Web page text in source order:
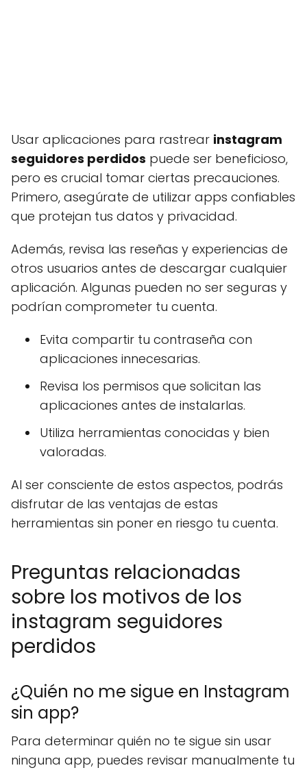
Usar aplicaciones para rastrear instagram
seguidores perdidos puede ser beneficioso,
pero es crucial tomar ciertas precauciones.
Primero, asegúrate de utilizar apps confiables
que protejan tus datos y privacidad.
Además, revisa las reseñas y experiencias de
otros usuarios antes de descargar cualquier
aplicación. Algunas pueden no ser seguras y
podrían comprometer tu cuenta.
Evita compartir tu contraseña con
aplicaciones innecesarias.
Revisa los permisos que solicitan las
aplicaciones antes de instalarlas.
Utiliza herramientas conocidas y bien
valoradas.
Al ser consciente de estos aspectos, podrás
disfrutar de las ventajas de estas
herramientas sin poner en riesgo tu cuenta.
Preguntas relacionadas
sobre los motivos de los
instagram seguidores
perdidos
¿Quién no me sigue en Instagram
sin app?
Para determinar quién no te sigue sin usar
ninguna app, puedes revisar manualmente tu